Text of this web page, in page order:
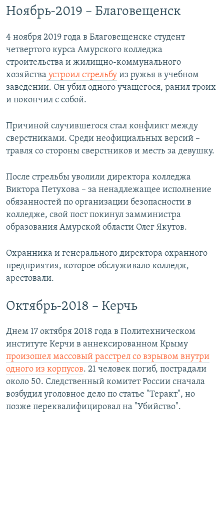
Ноябрь-2019 – Благовещенск
4 ноября 2019 года в Благовещенске студент
четвертого курса Амурского колледжа
строительства и жилищно-коммунального
хозяйства устроил стрельбу из ружья в учебном
заведении. Он убил одного учащегося, ранил троих
и покончил с собой.
Причиной случившегося стал конфликт между
сверстниками. Среди неофициальных версий –
травля со стороны сверстников и месть за девушку.
После стрельбы уволили директора колледжа
Виктора Петухова – за ненадлежащее исполнение
обязанностей по организации безопасности в
колледже, свой пост покинул замминистра
образования Амурской области Олег Якутов.
Охранника и генерального директора охранного
предприятия, которое обслуживало колледж,
арестовали.
Октябрь-2018 – Керчь
Днем 17 октября 2018 года в Политехническом
институте Керчи в аннексированном Крыму
произошел массовый расстрел со взрывом внутри
одного из корпусов. 21 человек погиб, пострадали
около 50. Следственный комитет России сначала
возбудил уголовное дело по статье "Теракт", но
позже переквалифицировал на "Убийство".